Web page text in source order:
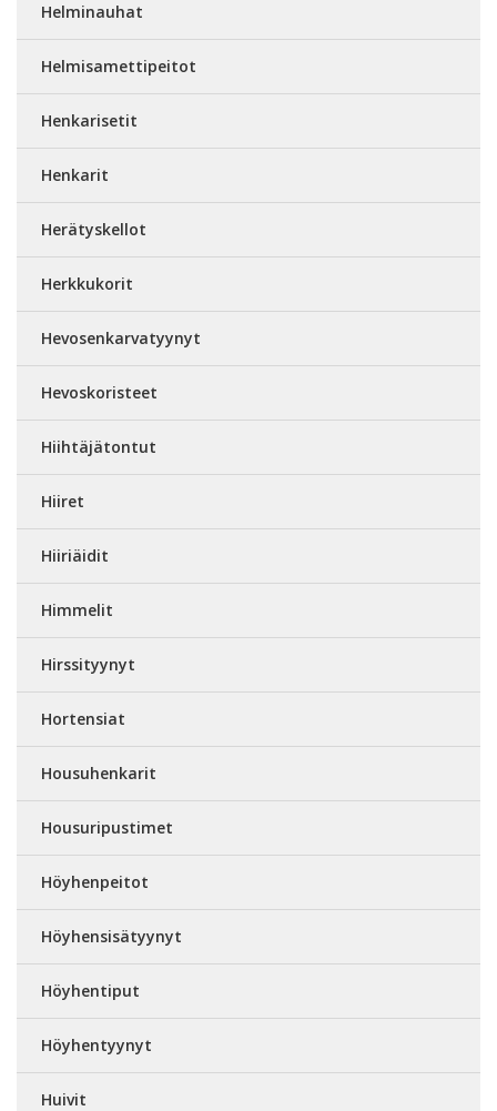
Helminauhat
Helmisamettipeitot
Henkarisetit
Henkarit
Herätyskellot
Herkkukorit
Hevosenkarvatyynyt
Hevoskoristeet
Hiihtäjätontut
Hiiret
Hiiriäidit
Himmelit
Hirssityynyt
Hortensiat
Housuhenkarit
Housuripustimet
Höyhenpeitot
Höyhensisätyynyt
Höyhentiput
Höyhentyynyt
Huivit